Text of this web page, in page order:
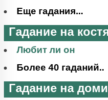
Еще гадания...
Гадание на
Любит ли он
Более 40 гаданий..
Гадание на